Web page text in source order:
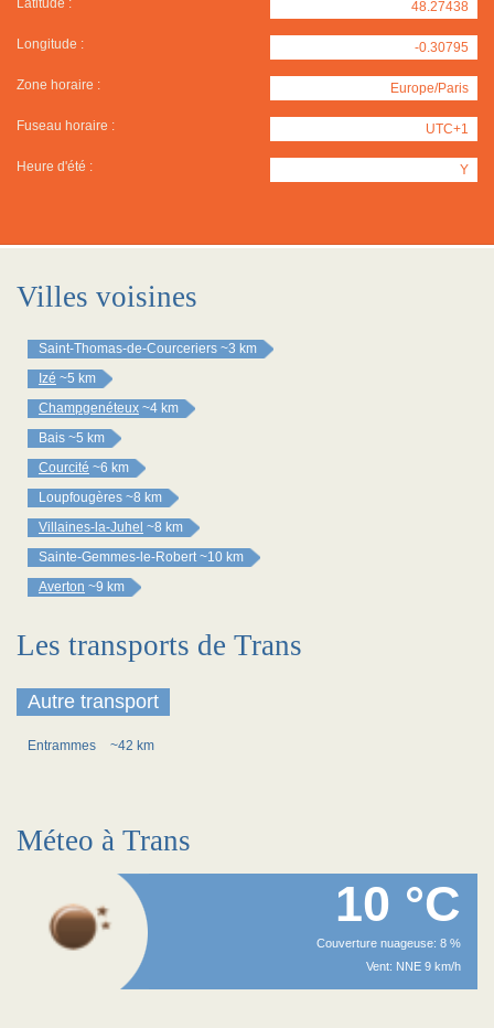
Latitude : 48.27438
Longitude : -0.30795
Zone horaire : Europe/Paris
Fuseau horaire : UTC+1
Heure d'été : Y
Villes voisines
Saint-Thomas-de-Courceriers ~3 km
Izé ~5 km
Champgenéteux ~4 km
Bais ~5 km
Courcité ~6 km
Loupfougères ~8 km
Villaines-la-Juhel ~8 km
Sainte-Gemmes-le-Robert ~10 km
Averton ~9 km
Les transports de Trans
Autre transport
Entrammes ~42 km
Méteo à Trans
10 °C
Couverture nuageuse: 8 %
Vent: NNE 9 km/h